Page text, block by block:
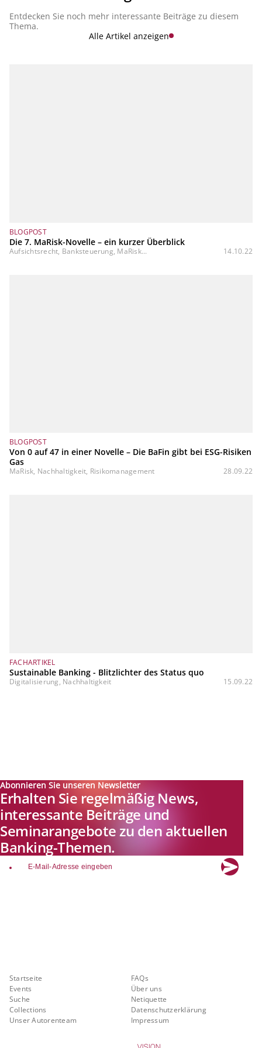
Entdecken Sie noch mehr interessante Beiträge zu diesem
Thema.
Alle Artikel anzeigen
BLOGPOST
Die 7. MaRisk-Novelle – ein kurzer Überblick
Aufsichtsrecht, Banksteuerung, MaRisk... 14.10.22
BLOGPOST
Von 0 auf 47 in einer Novelle – Die BaFin gibt bei ESG-Risiken
Gas
MaRisk, Nachhaltigkeit, Risikomanagement 28.09.22
FACHARTIKEL
Sustainable Banking - Blitzlichter des Status quo
Digitalisierung, Nachhaltigkeit 15.09.22
Abonnieren Sie unseren Newsletter
Erhalten Sie regelmäßig News,
interessante Beiträge und
Seminarangebote zu den aktuellen
Banking-Themen.
email
Startseite
Events
Suche
Collections
Unser Autorenteam
FAQs
Über uns
Netiquette
Datenschutzerklärung
Impressum